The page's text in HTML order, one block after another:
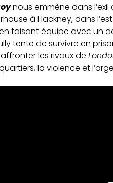
nous emmène dans
à Hackney, dans
faisant équipe avec un
tente de survivre en
les rivaux de
la violence et